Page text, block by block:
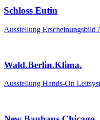
Schloss Eutin
Ausstellung Erscheinungsbild
Wald.Berlin.Klima.
Ausstellung Hands-On